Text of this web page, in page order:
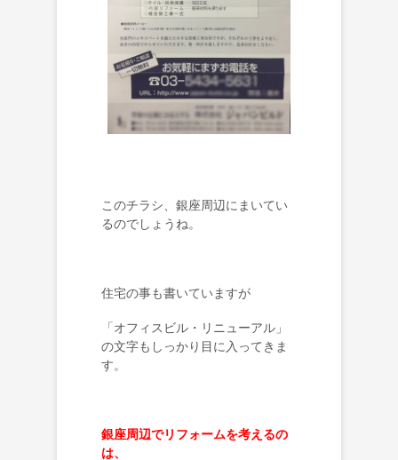
このチラシ、銀座周辺にまいてい
るのでしょうね。
住宅の事も書いていますが
「オフィスビル・リニューアル」
の文字もしっかり目に入ってきま
す。
銀座周辺でリフォームを考えるの
は、